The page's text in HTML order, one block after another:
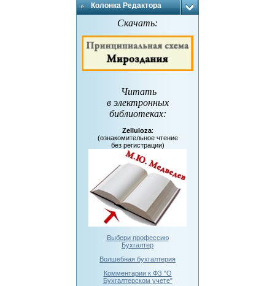
Колонка Редактора
Скачать:
Читать
в электронных
библиотеках:
Zelluloza:
(ознакомительное чтение
без регистрации)
Выбери профессию
Бухгалтер
Волшебная бухгалтерия
Комментарии к ФЗ "О
Бухгалтерском учете"